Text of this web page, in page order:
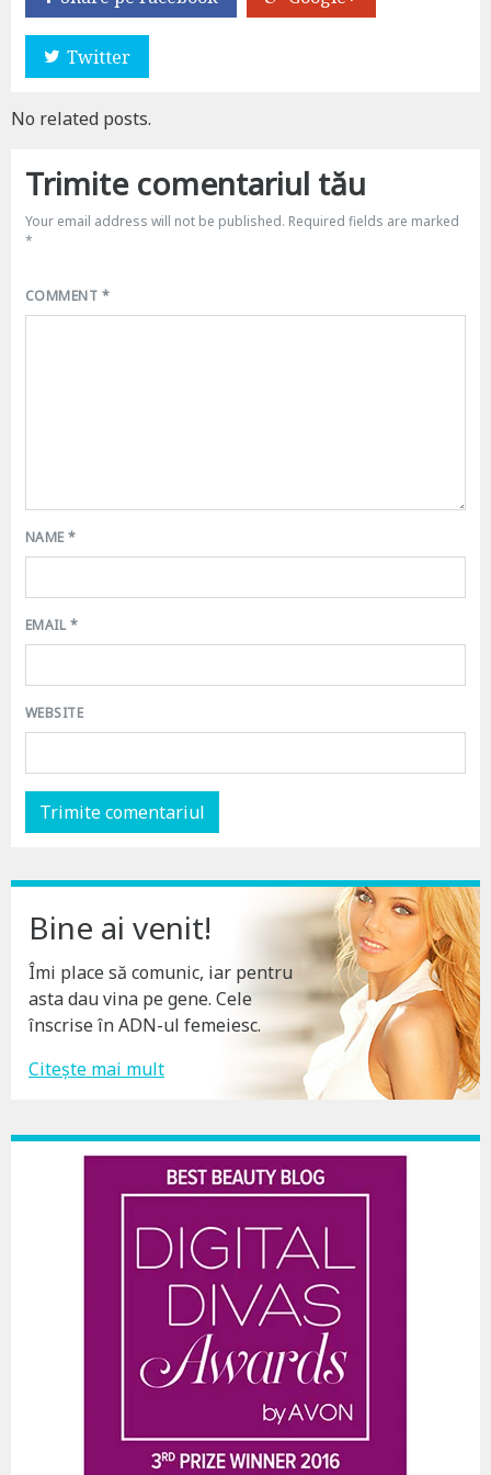
Twitter
No related posts.
Trimite comentariul tău
Your email address will not be published. Required fields are marked
*
COMMENT *
NAME*
EMAIL*
WEBSITE
Bine ai venit!
Îmi place să comunic, iar pentru
asta dau vina pe gene. Cele
înscrise în ADN-ul femeiesc.
Citește mai mult